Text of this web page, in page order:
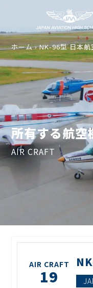
ホーム ›NK-96型 日本航
所有する航空
AIR CRAFT
AIR
AIR CRAFT
19